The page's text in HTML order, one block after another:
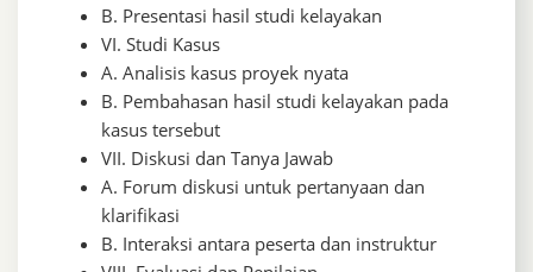
B. Presentasi hasil studi kelayakan
VI. Studi Kasus
A. Analisis kasus proyek nyata
B. Pembahasan hasil studi kelayakan pada
kasus tersebut
VII. Diskusi dan Tanya Jawab
A. Forum diskusi untuk pertanyaan dan
klarifikasi
B. Interaksi antara peserta dan instruktur